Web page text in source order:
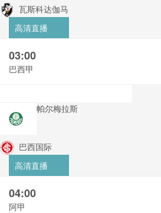
瓦斯科达伽马
高清直播
03:00
巴西甲
帕尔梅拉斯
巴西国际
高清直播
04:00
阿甲